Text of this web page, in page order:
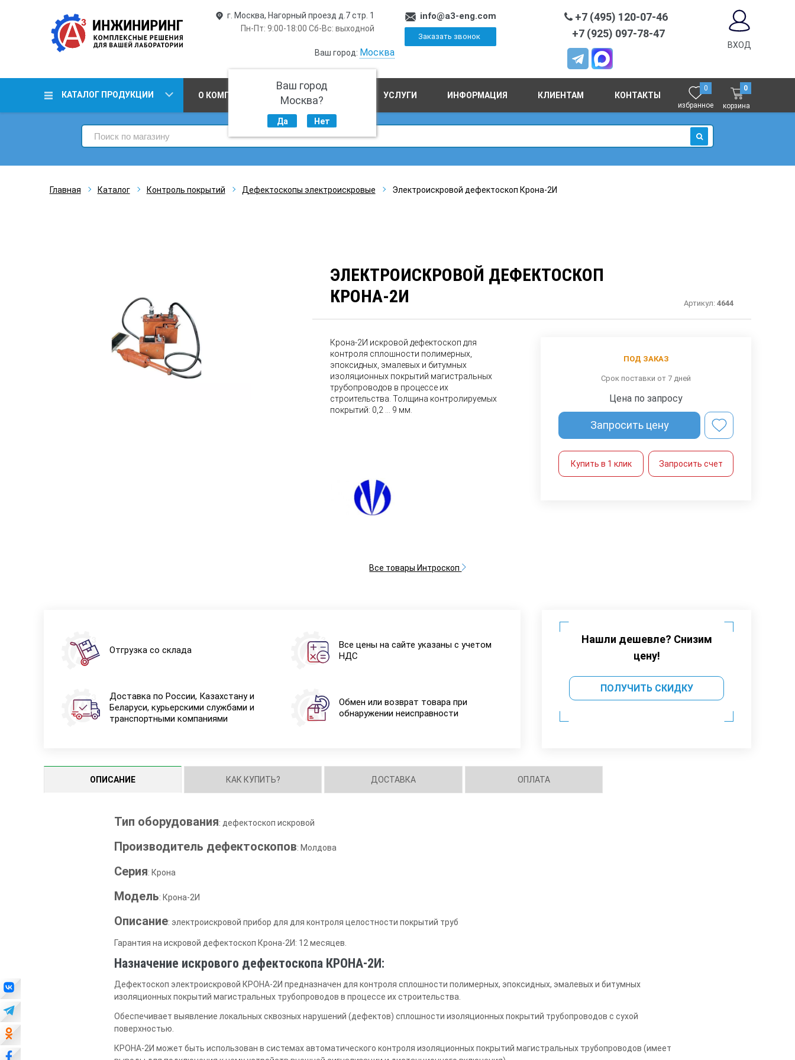
г. Москва, Нагорный проезд д.7 стр. 1
Пн-Пт: 9:00-18:00 Сб-Вс: выходной
Ваш город: Москва
Ваш город
Москва?
Да Нет
info@a3-eng.com
Заказать звонок
+7 (495) 120-07-46
+7 (925) 097-78-47
ВХОД
КАТАЛОГ ПРОДУКЦИИ О КОМПАНИИ ПРОИЗВОДСТВО УСЛУГИ ИНФОРМАЦИЯ КЛИЕНТАМ КОНТАКТЫ
0
избранное
0
корзина
ИСКАТЬ
Главная Каталог Контроль покрытий Дефектоскопы электроискровые Электроискровой дефектоскоп Крона-2И
ЭЛЕКТРОИСКРОВОЙ ДЕФЕКТОСКОП
КРОНА-2И
Артикул:4644
Крона-2И искровой дефектоскоп для
контроля сплошности полимерных,
эпоксидных, эмалевых и битумных
изоляционных покрытий магистральных
трубопроводов в процессе их
строительства. Толщина контролируемых
покрытий: 0,2 ... 9 мм.
Все товары Интроскоп
ПОД ЗАКАЗ
Срок поставки от 7 дней
Цена по запросу
Запросить цену
Купить в 1 клик Запросить счет
Отгрузка со склада
Все цены на сайте указаны с учетом
НДС
Доставка по России, Казахстану и
Беларуси, курьерскими службами и
транспортными компаниями
Обмен или возврат товара при
обнаружении неисправности
Нашли дешевле? Снизим
цену!
ПОЛУЧИТЬ СКИДКУ
ОПИСАНИЕ КАК КУПИТЬ? ДОСТАВКА ОПЛАТА
Тип оборудования: дефектоскоп искровой
Производитель дефектоскопов: Молдова
Серия: Крона
Модель: Крона-2И
Описание: электроискровой прибор для для контроля целостности покрытий труб
Гарантия на искровой дефектоскоп Крона-2И: 12 месяцев.
Назначение искрового дефектоскопа КРОНА-2И:
Дефектоскоп электроискровой КРОНА-2И предназначен для контроля сплошности полимерных, эпоксидных, эмалевых и битумных
изоляционных покрытий магистральных трубопроводов в процессе их строительства.
Обеспечивает выявление локальных сквозных нарушений (дефектов) сплошности изоляционных покрытий трубопроводов с сухой
поверхностью.
КРОНА-2И может быть использован в системах автоматического контроля изоляционных покрытий магистральных трубопроводов (имеет